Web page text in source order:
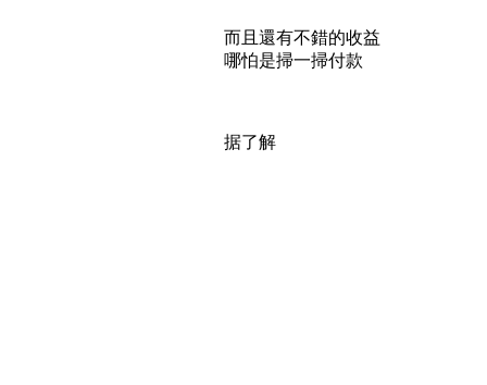
而且還有不錯的收益
哪怕是掃一掃付款
据了解